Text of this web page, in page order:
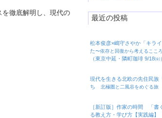
徹底解明し、現代の
最近の投稿
松本俊彦×嶋守さやか「キラ
た〜依存と回復から考えるここ
（東京中延・隣町珈琲 9/18㈮）
現代を生きる北欧の先住民族
ち 北極圏と二風谷をめぐる旅
［新訂版］作家の時間 「書
る教え方・学び方【実践編】